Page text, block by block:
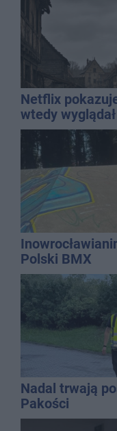
Netflix
wtedy
Polski BMX
Nadal trwają
Pakości